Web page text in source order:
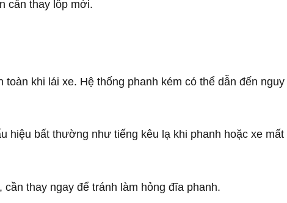
cần thay lốp mới.
khi lái xe. Hệ thống phanh kém có thể dẫn đến
hiệu bất thường như tiếng kêu lạ khi phanh hoặc xe
thay ngay để tránh làm hỏng đĩa phanh.